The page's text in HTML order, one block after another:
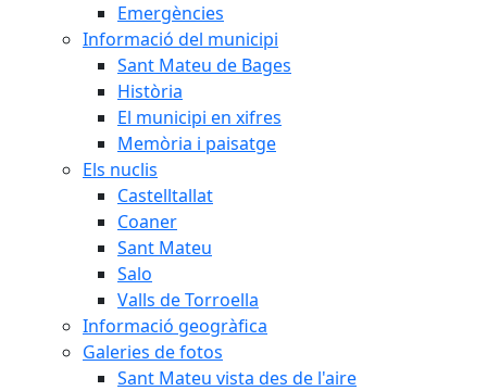
Emergències
Informació del municipi
Sant Mateu de Bages
Història
El municipi en xifres
Memòria i paisatge
Els nuclis
Castelltallat
Coaner
Sant Mateu
Salo
Valls de Torroella
Informació geogràfica
Galeries de fotos
Sant Mateu vista des de l'aire